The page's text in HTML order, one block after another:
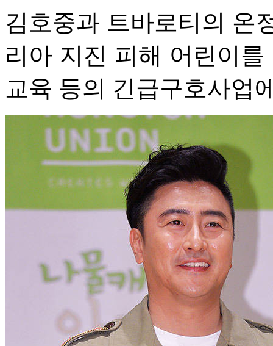
김호중과 트바로티의 온
리아 지진 피해 어린이
교육 등의 긴급구호사업